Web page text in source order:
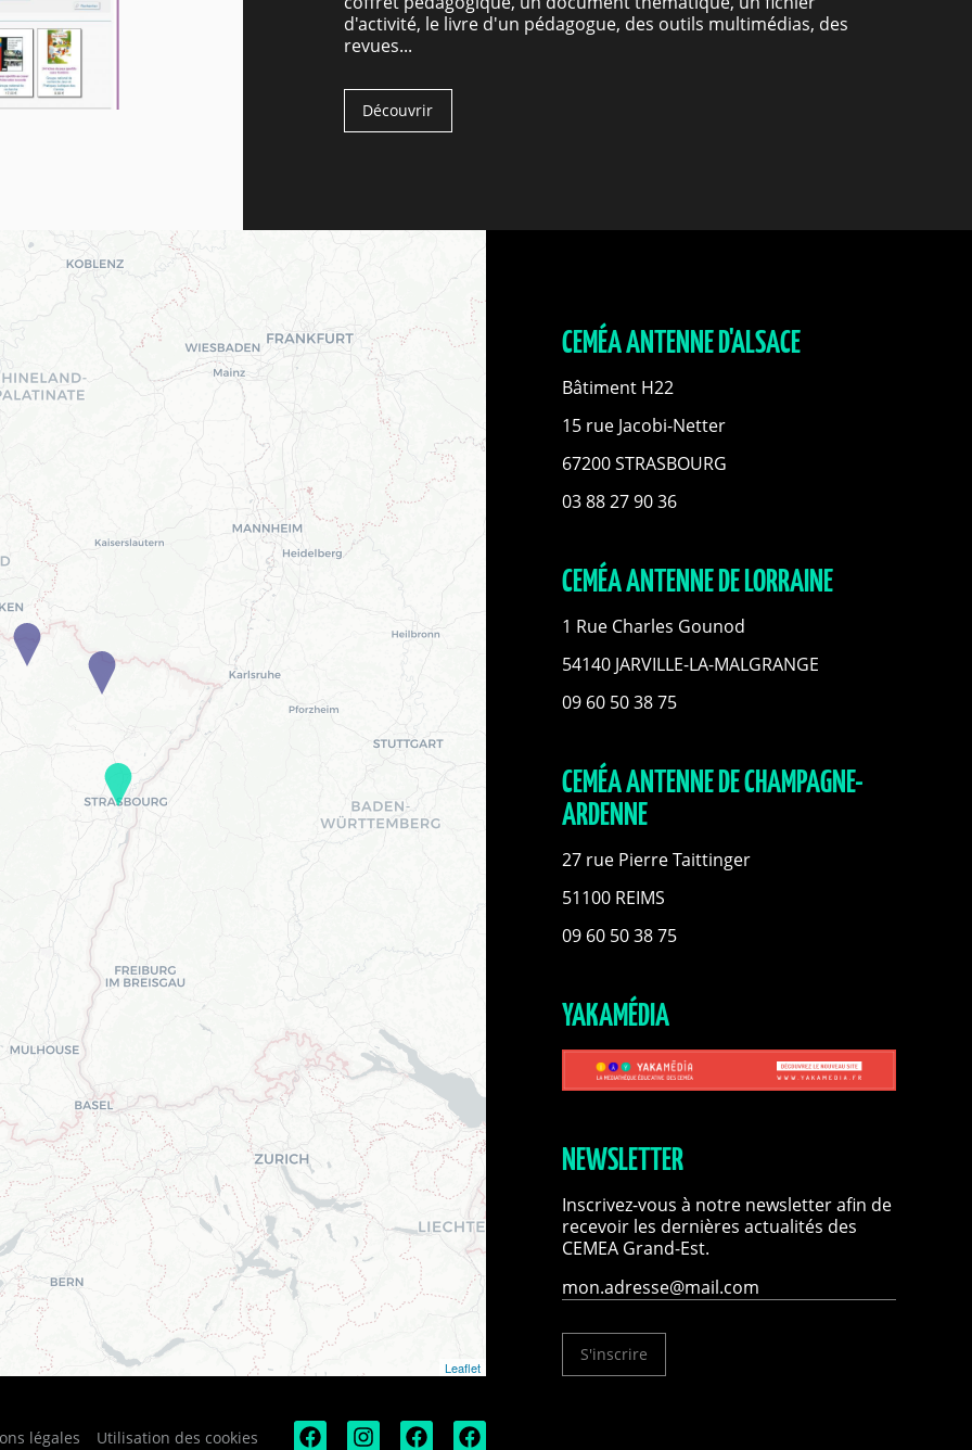
d'activité, le livre d'un pédagogue, des outils multimédias, des
revues...
Découvrir
Leaflet
CEMÉA ANTENNE D'ALSACE
Bâtiment H22
15 rue Jacobi-Netter
67200 STRASBOURG
03 88 27 90 36
CEMÉA ANTENNE DE LORRAINE
1 Rue Charles Gounod
54140 JARVILLE-LA-MALGRANGE
09 60 50 38 75
CEMÉA ANTENNE DE CHAMPAGNE-
ARDENNE
27 rue Pierre Taittinger
51100 REIMS
09 60 50 38 75
YAKAMÉDIA
NEWSLETTER
Inscrivez-vous à notre newsletter afin de
recevoir les dernières actualités des
CEMEA Grand-Est.
S'inscrire
légales Utilisation des cookies